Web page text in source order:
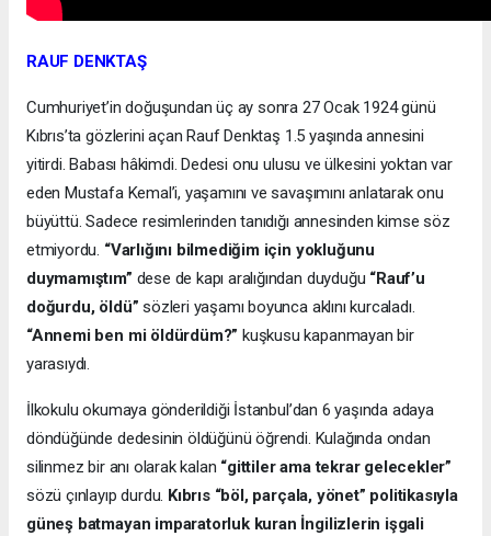
RAUF DENKTAŞ
Cumhuriyet’in doğuşundan üç ay sonra 27 Ocak 1924 günü
Kıbrıs’ta gözlerini açan Rauf Denktaş 1.5 yaşında annesini
yitirdi. Babası hâkimdi. Dedesi onu ulusu ve ülkesini yoktan var
eden Mustafa Kemal’i, yaşamını ve savaşımını anlatarak onu
büyüttü. Sadece resimlerinden tanıdığı annesinden kimse söz
etmiyordu. “Varlığını bilmediğim için yokluğunu
duymamıştım” dese de kapı aralığından duyduğu “Rauf’u
doğurdu, öldü” sözleri yaşamı boyunca aklını kurcaladı.
“Annemi ben mi öldürdüm?”kuşkusu kapanmayan bir
yarasıydı.
İlkokulu okumaya gönderildiği İstanbul’dan 6 yaşında adaya
döndüğünde dedesinin öldüğünü öğrendi. Kulağında ondan
silinmez bir anı olarak kalan “gittiler ama tekrar gelecekler”
sözü çınlayıp durdu. Kıbrıs “böl, parçala, yönet” politikasıyla
güneş batmayan imparatorluk kuran İngilizlerin işgali